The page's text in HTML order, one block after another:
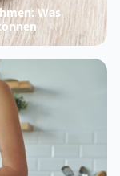
Was